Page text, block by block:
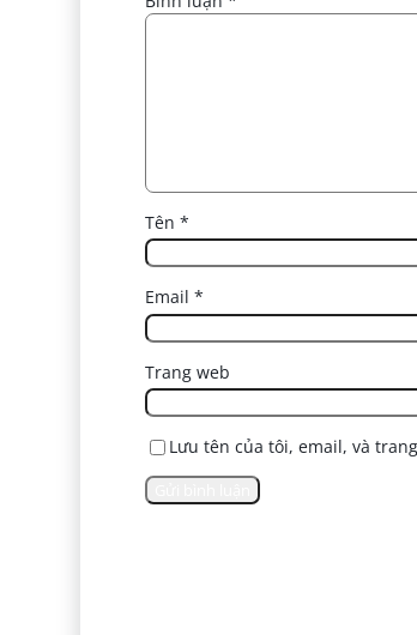
Tên *
Email *
Trang web
Lưu tên của tôi, email, và